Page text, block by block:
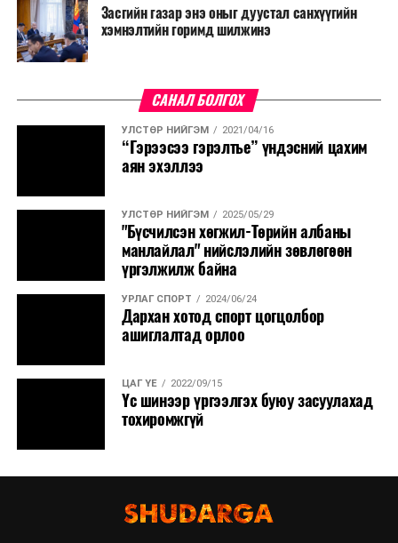
Засгийн газар энэ оныг дуустал санхүүгийн
хэмнэлтийн горимд шилжинэ
САНАЛ БОЛГОХ
УЛСТӨР НИЙГЭМ 2021/04/16
“Гэрээсээ гэрэлтье” үндэсний цахим
аян эхэллээ
УЛСТӨР НИЙГЭМ 2025/05/29
"Бүсчилсэн хөгжил-Төрийн албаны
манлайлал" нийслэлийн зөвлөгөөн
үргэлжилж байна
УРЛАГ СПОРТ 2024/06/24
Дархан хотод спорт цогцолбор
ашиглалтад орлоо
ЦАГ ҮЕ 2022/09/15
Үс шинээр үргээлгэх буюу засуулахад
тохиромжгүй